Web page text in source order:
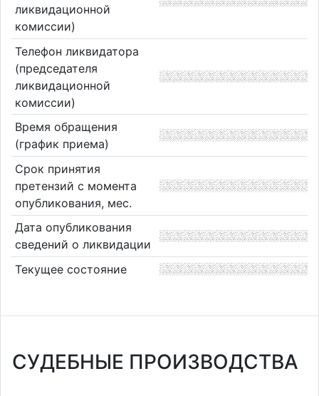
ликвидационной
комиссии)
Телефон ликвидатора
(председателя
ликвидационной
комиссии)
Время обращения
(график приема)
Срок принятия
претензий с момента
опубликования, мес.
Дата опубликования
сведений о ликвидации
Текущее состояние
СУДЕБНЫЕ ПРОИЗВОДСТВА